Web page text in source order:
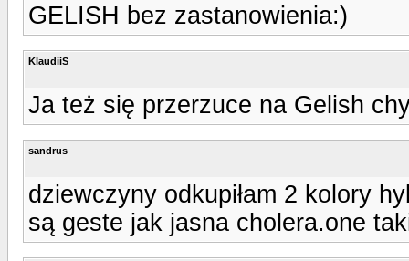
GELISH bez zastanowienia:)
KlaudiiS
Ja też się przerzuce na Gelish
sandrus
dziewczyny odkupiłam 2 kolory
są geste jak jasna cholera.one